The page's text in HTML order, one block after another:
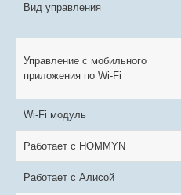
Вид управления
Управление c мобильного
приложения по Wi-Fi
Wi-Fi модуль
Работает с HOMMYN
Работает с Алисой